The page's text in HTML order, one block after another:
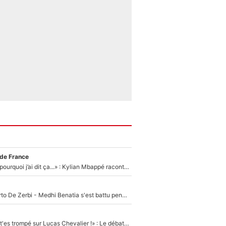
France
«Je ne sais pas pourquoi j’ai dit ça...» : Kylian Mbappé raconte sa première rencontre avec Zinédine Zidane (et c’est très drôle)
Départ de Roberto De Zerbi - Medhi Benatia s'est battu pendant six mois pour le retenir à l'OM, le PSG a été le naufrage de trop : «Je pars avec toi»
«Admets que tu t'es trompé sur Lucas Chevalier !» : Le débat sur le gardien du PSG vire au clash à l'After Foot